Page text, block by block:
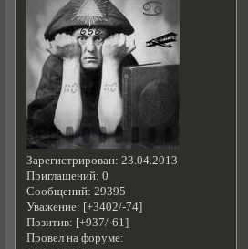
Зарегистрирован: 23.04.2013
Приглашений: 0
Сообщений: 29395
Уважение: [+3402/-74]
Позитив: [+937/-61]
Провел на форуме: